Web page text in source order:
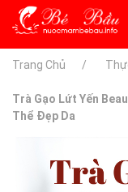
Trang Chủ
Trà Gạo Lứt Yến
Thể Đẹp Da